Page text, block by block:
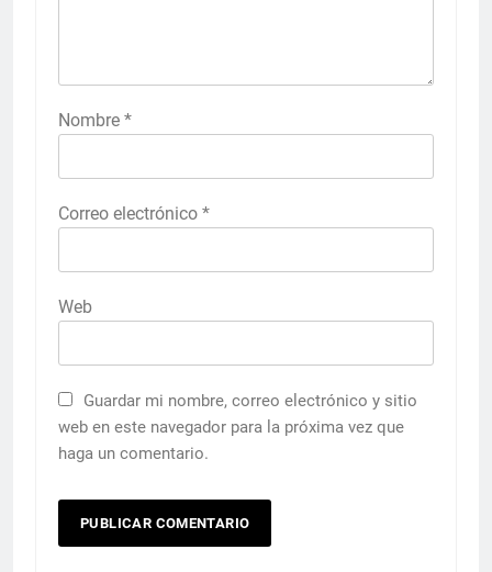
Nombre *
Correo electrónico *
Web
Guardar mi nombre, correo electrónico y sitio
web en este navegador para la próxima vez que
haga un comentario.